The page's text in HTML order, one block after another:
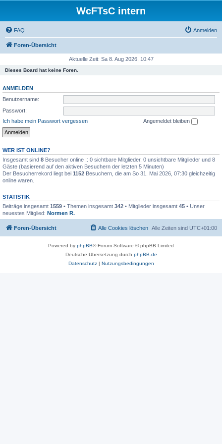
WcFTsC intern
FAQ Anmelden
Foren-Übersicht
Aktuelle Zeit: Sa 8. Aug 2026, 10:47
Dieses Board hat keine Foren.
ANMELDEN
Benutzername:
Passwort:
Ich habe mein Passwort vergessen
Angemeldet bleiben
WER IST ONLINE?
Insgesamt sind 8 Besucher online :: 0 sichtbare Mitglieder, 0 unsichtbare Mitglieder und 8
Gäste (basierend auf den aktiven Besuchern der letzten 5 Minuten)
Der Besucherrekord liegt bei 1152 Besuchern, die am So 31. Mai 2026, 07:30 gleichzeitig
online waren.
STATISTIK
Beiträge insgesamt 1559 • Themen insgesamt 342 • Mitglieder insgesamt 45 • Unser
neuestes Mitglied: Normen R.
Foren-Übersicht Alle Zeiten sind UTC+01:00
Alle Cookies löschen
Powered by phpBB® Forum Software © phpBB Limited
Deutsche Übersetzung durch phpBB.de
Datenschutz| Nutzungsbedingungen